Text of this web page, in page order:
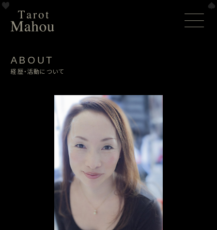
ABOUT
経歴・活動について